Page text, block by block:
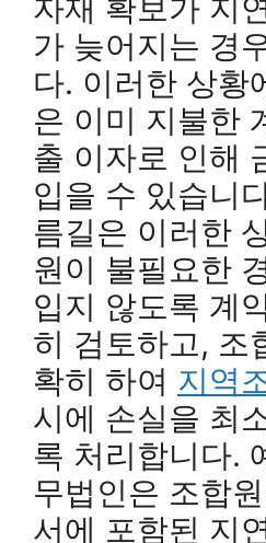
자재 확보가 지
가 늦어지는 경
다. 이러한 상황
은 이미 지불한
출 이자로 인해
입을 수 있습니
름길은 이러한
원이 불필요한
입지 않도록 계
히 검토하고, 조
확히 하여 지역
시에 손실을 최
록 처리합니다.
무법인은 조합
서에 포함된 지